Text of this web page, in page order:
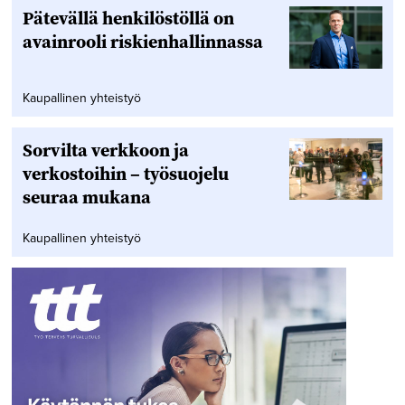
Pätevällä henkilöstöllä on
avainrooli riskienhallinnassa
Kaupallinen yhteistyö
Sorvilta verkkoon ja
verkostoihin – työsuojelu
seuraa mukana
Kaupallinen yhteistyö